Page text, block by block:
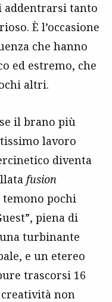
addentrarsi tanto
È l’occasione
che hanno
ed estremo, che
altri.
il brano più
lavoro
diventa
fusion
pochi
piena di
turbinante
e un etereo
trascorsi 16
non